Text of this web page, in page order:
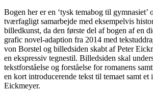
Bogen her er en ‘tysk temabog til
tværfagligt samarbejde med eksempelvis
billedkunst, da den første del af bogen af en
grafic novel-adaption fra 2014 med
von Borstel og billedsiden skabt af Peter
en ekspressiv tegnestil. Billedsiden skal
tekstforståelse og forståelse for romanens
en kort introducerende tekst til temaet samt et
Eickmeyer.